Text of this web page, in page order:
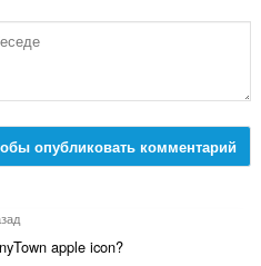
опубликовать комментарий
apple icon?